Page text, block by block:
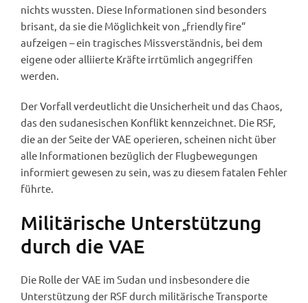
nichts wussten. Diese Informationen sind besonders
brisant, da sie die Möglichkeit von „friendly fire“
aufzeigen – ein tragisches Missverständnis, bei dem
eigene oder alliierte Kräfte irrtümlich angegriffen
werden.
Der Vorfall verdeutlicht die Unsicherheit und das Chaos,
das den sudanesischen Konflikt kennzeichnet. Die RSF,
die an der Seite der VAE operieren, scheinen nicht über
alle Informationen bezüglich der Flugbewegungen
informiert gewesen zu sein, was zu diesem fatalen Fehler
führte.
Militärische Unterstützung
durch die VAE
Die Rolle der VAE im Sudan und insbesondere die
Unterstützung der RSF durch militärische Transporte